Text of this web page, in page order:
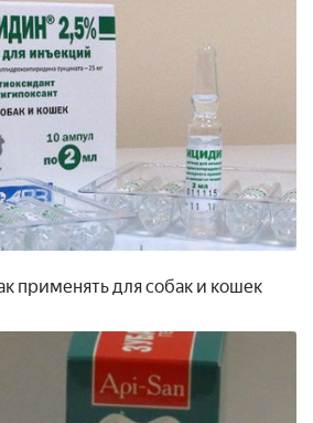
применять для собак и кошек